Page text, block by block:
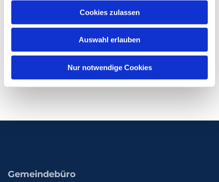
Cookies zulassen
Auswahl erlauben
Nur notwendige Cookies
Gemeindebüro